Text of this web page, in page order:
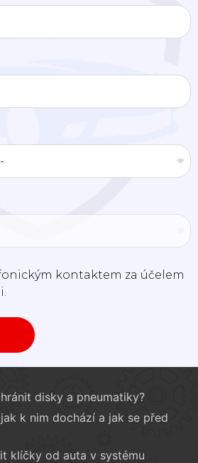
kontaktem za účelem
disky a pneumatiky?
k nim dochází a jak se před
klíčky od auta v systému